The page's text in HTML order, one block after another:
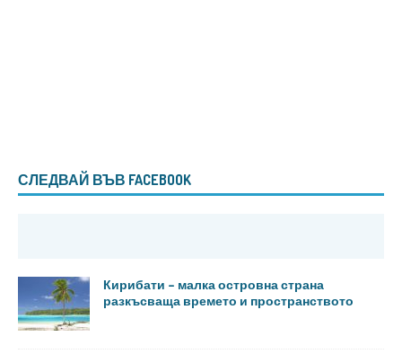
СЛЕДВАЙ ВЪВ FACEBOOK
Кирибати – малка островна страна
разкъсваща времето и пространството